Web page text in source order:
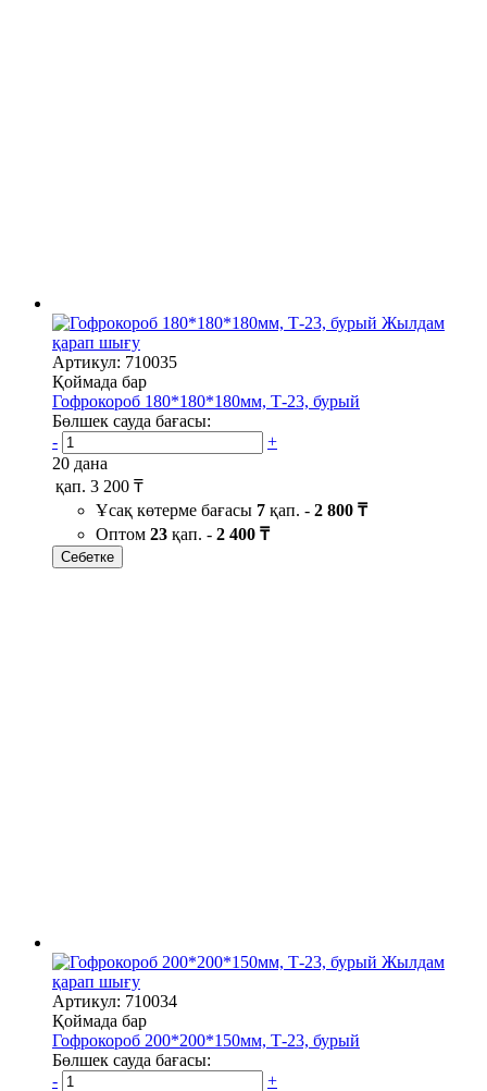
Жылдам
қарап шығу
Артикул: 710035
Қоймада бар
Гофрокороб 180*180*180мм, Т-23, бурый
Бөлшек сауда бағасы:
-
+
20 дана
қап. 3 200 ₸
Ұсақ көтерме бағасы 7 қап. - 2 800 ₸
Оптом 23 қап. - 2 400 ₸
Себетке
Жылдам
қарап шығу
Артикул: 710034
Қоймада бар
Гофрокороб 200*200*150мм, Т-23, бурый
Бөлшек сауда бағасы:
-
+